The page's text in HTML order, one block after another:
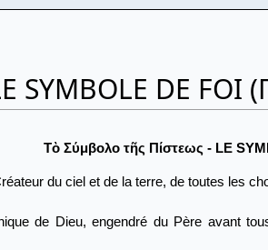
DE FOI
Τὸ Σύμβολο τῆς Πίστεως - LE
du ciel et de la terre, de toutes les
de Dieu, engendré du Père avant